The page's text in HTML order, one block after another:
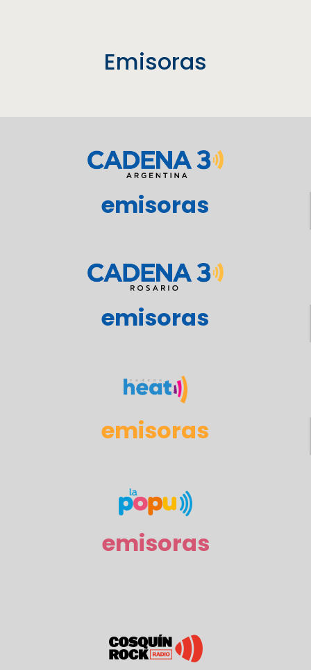
Emisoras
emisoras
emisoras
emisoras
emisoras